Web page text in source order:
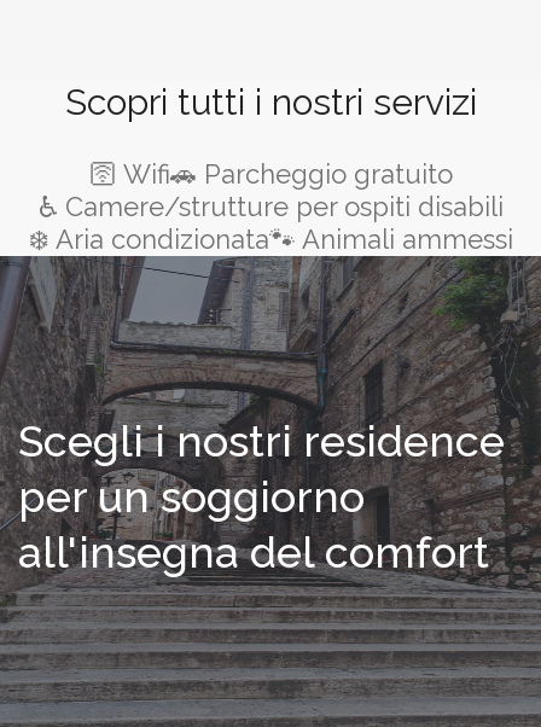
Scopri tutti i nostri servizi
🛜 Wifi🚗 Parcheggio gratuito
♿ Camere/strutture per ospiti disabili
❄️ Aria condizionata🐾 Animali ammessi
Scegli i nostri residence
per un soggiorno
all'insegna del comfort